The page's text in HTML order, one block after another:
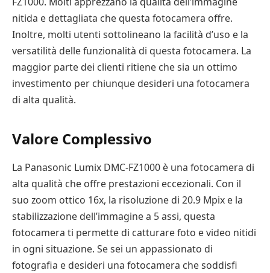
nitida e dettagliata che questa fotocamera offre.
Inoltre, molti utenti sottolineano la facilità d’uso e la
versatilità delle funzionalità di questa fotocamera. La
maggior parte dei clienti ritiene che sia un ottimo
investimento per chiunque desideri una fotocamera
di alta qualità.
Valore Complessivo
La Panasonic Lumix DMC-FZ1000 è una fotocamera di
alta qualità che offre prestazioni eccezionali. Con il
suo zoom ottico 16x, la risoluzione di 20.9 Mpix e la
stabilizzazione dell’immagine a 5 assi, questa
fotocamera ti permette di catturare foto e video nitidi
in ogni situazione. Se sei un appassionato di
fotografia e desideri una fotocamera che soddisfi